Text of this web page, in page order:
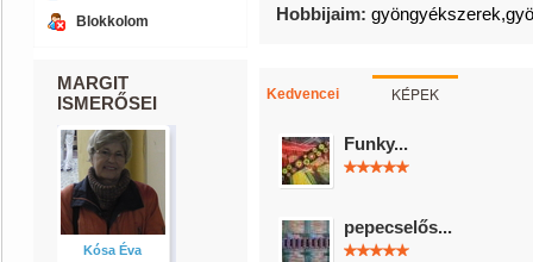
Blokkolom
MARGIT
ISMERŐSEI
Kósa Éva
Hobbijaim:
Kedvencei KÉPEK
Funky...
pepecselős...